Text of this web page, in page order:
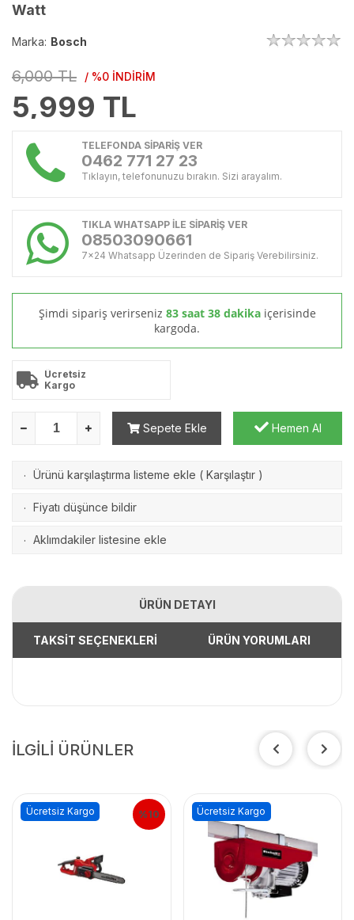
Watt
Marka: Bosch
6,000 TL / %0 İNDİRİM
5,999 TL
TELEFONDA SİPARİŞ VER
0462 771 27 23
Tıklayın, telefonunuzu bırakın. Sizi arayalım.
TIKLA WHATSAPP İLE SİPARİŞ VER
08503090661
7x24 Whatsapp Üzerinden de Sipariş Verebilirsiniz.
Şimdi sipariş verirseniz 83 saat 38 dakika içerisinde
kargoda.
Ücretsiz
Kargo
Sepete Ekle Hemen Al
· Ürünü karşılaştırma listeme ekle ( Karşılaştır )
· Fiyatı düşünce bildir
· Aklımdakiler listesine ekle
ÜRÜN DETAYI
TAKSİT SEÇENEKLERİ ÜRÜN YORUMLARI
İLGİLİ ÜRÜNLER
%10
Ücretsiz Kargo Ücretsiz Kargo